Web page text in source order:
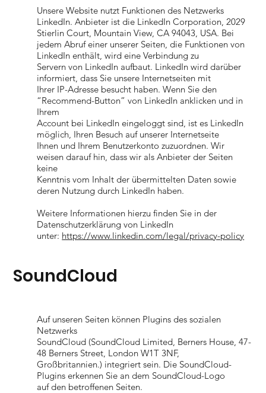
Unsere Website nutzt Funktionen des Netzwerks
LinkedIn. Anbieter ist die LinkedIn Corporation, 2029
Stierlin Court, Mountain View, CA 94043, USA. Bei
jedem Abruf einer unserer Seiten, die Funktionen von
LinkedIn enthält, wird eine Verbindung zu
Servern von LinkedIn aufbaut. LinkedIn wird darüber
informiert, dass Sie unsere Internetseiten mit
Ihrer IP-Adresse besucht haben. Wenn Sie den
“Recommend-Button” von LinkedIn anklicken und in
Ihrem
Account bei LinkedIn eingeloggt sind, ist es LinkedIn
möglich, Ihren Besuch auf unserer Internetseite
Ihnen und Ihrem Benutzerkonto zuzuordnen. Wir
weisen darauf hin, dass wir als Anbieter der Seiten
keine
Kenntnis vom Inhalt der übermittelten Daten sowie
deren Nutzung durch LinkedIn haben.
Weitere Informationen hierzu finden Sie in der
Datenschutzerklärung von LinkedIn
unter: https://www.linkedin.com/legal/privacy-policy
SoundCloud
Auf unseren Seiten können Plugins des sozialen
Netzwerks
SoundCloud (SoundCloud Limited, Berners House, 47-
48 Berners Street, London W1T 3NF,
Großbritannien.) integriert sein. Die SoundCloud-
Plugins erkennen Sie an dem SoundCloud-Logo
auf den betroffenen Seiten.